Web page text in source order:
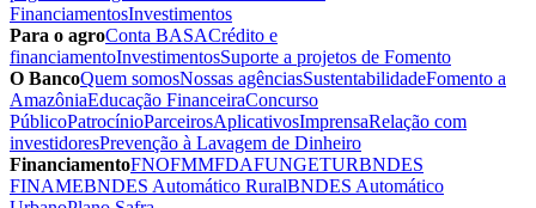
FinanciamentosInvestimentos
Para o agroConta BASACrédito e
financiamentoInvestimentosSuporte a projetos de Fomento
O BancoQuem somosNossas agênciasSustentabilidadeFomento a
AmazôniaEducação FinanceiraConcurso
PúblicoPatrocínioParceirosAplicativosImprensaRelação com
investidoresPrevenção à Lavagem de Dinheiro
FinanciamentoFNOFMMFDAFUNGETURBNDES
FINAMEBNDES Automático RuralBNDES Automático